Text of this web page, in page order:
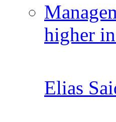
higher
Elias